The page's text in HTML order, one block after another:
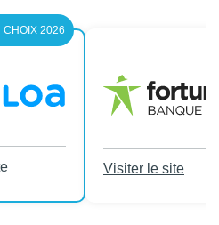
Visiter le site